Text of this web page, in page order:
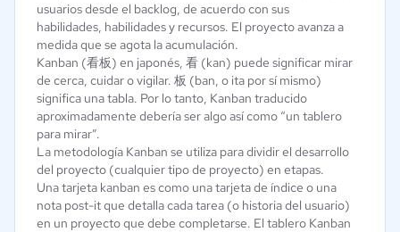
usuarios desde el backlog, de acuerdo con sus
habilidades, habilidades y recursos. El proyecto avanza a
medida que se agota la acumulación.
Kanban (看板) en japonés, 看 (kan) puede significar mirar
de cerca, cuidar o vigilar. 板 (ban, o ita por sí mismo)
significa una tabla. Por lo tanto, Kanban traducido
aproximadamente debería ser algo así como “un tablero
para mirar”.
La metodología Kanban se utiliza para dividir el desarrollo
del proyecto (cualquier tipo de proyecto) en etapas.
Una tarjeta kanban es como una tarjeta de índice o una
nota post-it que detalla cada tarea (o historia del usuario)
en un proyecto que debe completarse. El tablero Kanban